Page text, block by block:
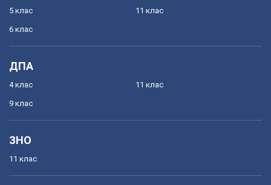
5 клас
6 клас
11 клас
ДПА
4 клас
9 клас
11 клас
ЗНО
11 клас